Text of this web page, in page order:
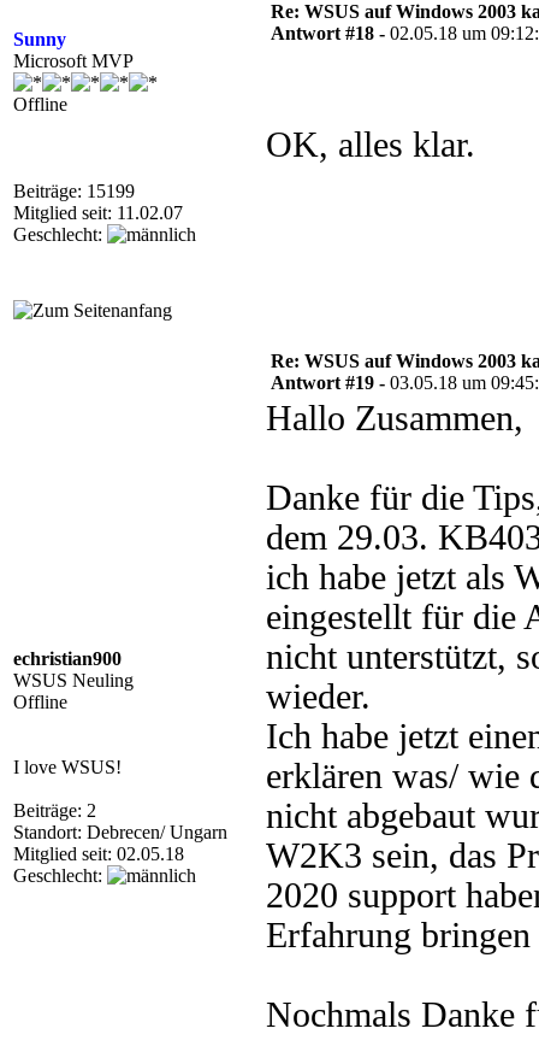
Sunny
Microsoft MVP
Offline
Beiträge: 15199
Mitglied seit: 11.02.07
Geschlecht:
Re: WSUS auf Windows 2003
Antwort #18 - 02.05.18 um
OK, alles klar.
echristian900
WSUS Neuling
Offline
I love WSUS!
Beiträge: 2
Standort: Debrecen/ Ungarn
Mitglied seit: 02.05.18
Geschlecht:
Re: WSUS auf Windows 2003
Antwort #19 - 03.05.18 um
Hallo Zusammen,
Danke für die
dem 29.03.
ich habe jetzt als
eingestellt für die
nicht unterstützt,
wieder.
Ich habe jetzt
erklären was/ wie
nicht abgebaut
W2K3 sein, das
2020 support
Erfahrung bringen
Nochmals Danke